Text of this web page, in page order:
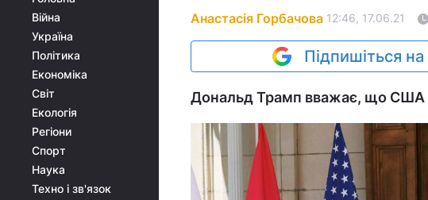
Війна
Україна
Політика
Економіка
Світ
Екологія
Регіони
Спорт
Наука
Техно і зв'язок
Анастасія Горбачова 12:46, 17.06.21
Підпишіться
Дональд Трамп вважає, що США